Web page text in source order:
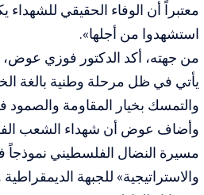
معتبراً أن الوفاء الحقيقي
استشهدوا من أجلها».
من جهته، أكد الدكتور فوزي عوض،
يأتي في ظل مرحلة وطنية بالغة
والتمسك بخيار المقاومة
وأضاف عوض أن شهداء الشعب
مسيرة النضال الفلسطيني نموذجاً
والاستراتيجية» للجبهة